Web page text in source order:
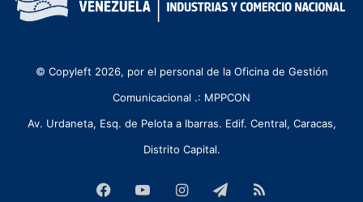
© Copyleft 2026, por el personal de la Oficina de Gestión
Comunicacional .: MPPCON
Av. Urdaneta, Esq. de Pelota a Ibarras. Edif. Central, Caracas,
Distrito Capital.
FacebookYouTubeInstagramTelegram